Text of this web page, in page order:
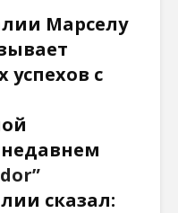
Марселу
успехов с
сказал: